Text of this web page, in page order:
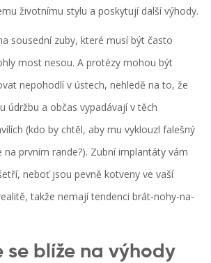
životnímu stylu a poskytují další výhody.
sousední zuby, které musí být často
most nesou. A protézy mohou být
nepohodlí v ústech, nehledě na to, že
údržbu a občas vypadávají v těch
(kdo by chtěl, aby mu vyklouzl falešný
na prvním rande?). Zubní implantáty vám
neboť jsou pevně kotveny ve vaší
takže nemají tendenci brát-nohy-na-
se blíže na výhody